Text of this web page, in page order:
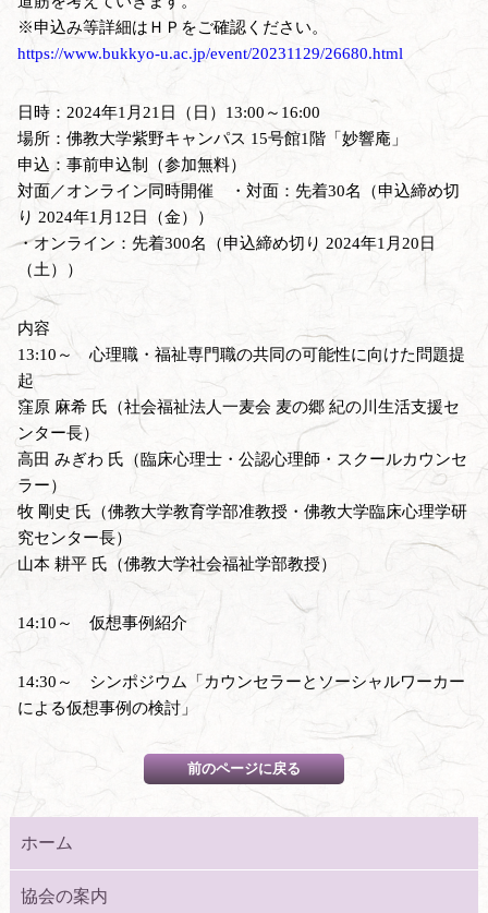
※申込み等詳細はＨＰをご確認ください。
https://www.bukkyo-u.ac.jp/event/20231129/26680.html
日時：2024年1月21日（日）13:00～16:00
場所：佛教大学紫野キャンパス 15号館1階「妙響庵」
申込：事前申込制（参加無料）
対面／オンライン同時開催 ・対面：先着30名（申込締め切
り 2024年1月12日（金））
・オンライン：先着300名（申込締め切り 2024年1月20日
（土））
内容
13:10～ 心理職・福祉専門職の共同の可能性に向けた問題提
起
窪原 麻希 氏（社会福祉法人一麦会 麦の郷 紀の川生活支援セ
ンター長）
高田 みぎわ 氏（臨床心理士・公認心理師・スクールカウンセ
ラー）
牧 剛史 氏（佛教大学教育学部准教授・佛教大学臨床心理学研
究センター長）
山本 耕平 氏（佛教大学社会福祉学部教授）
14:10～ 仮想事例紹介
14:30～ シンポジウム「カウンセラーとソーシャルワーカー
による仮想事例の検討」
ホーム
協会の案内